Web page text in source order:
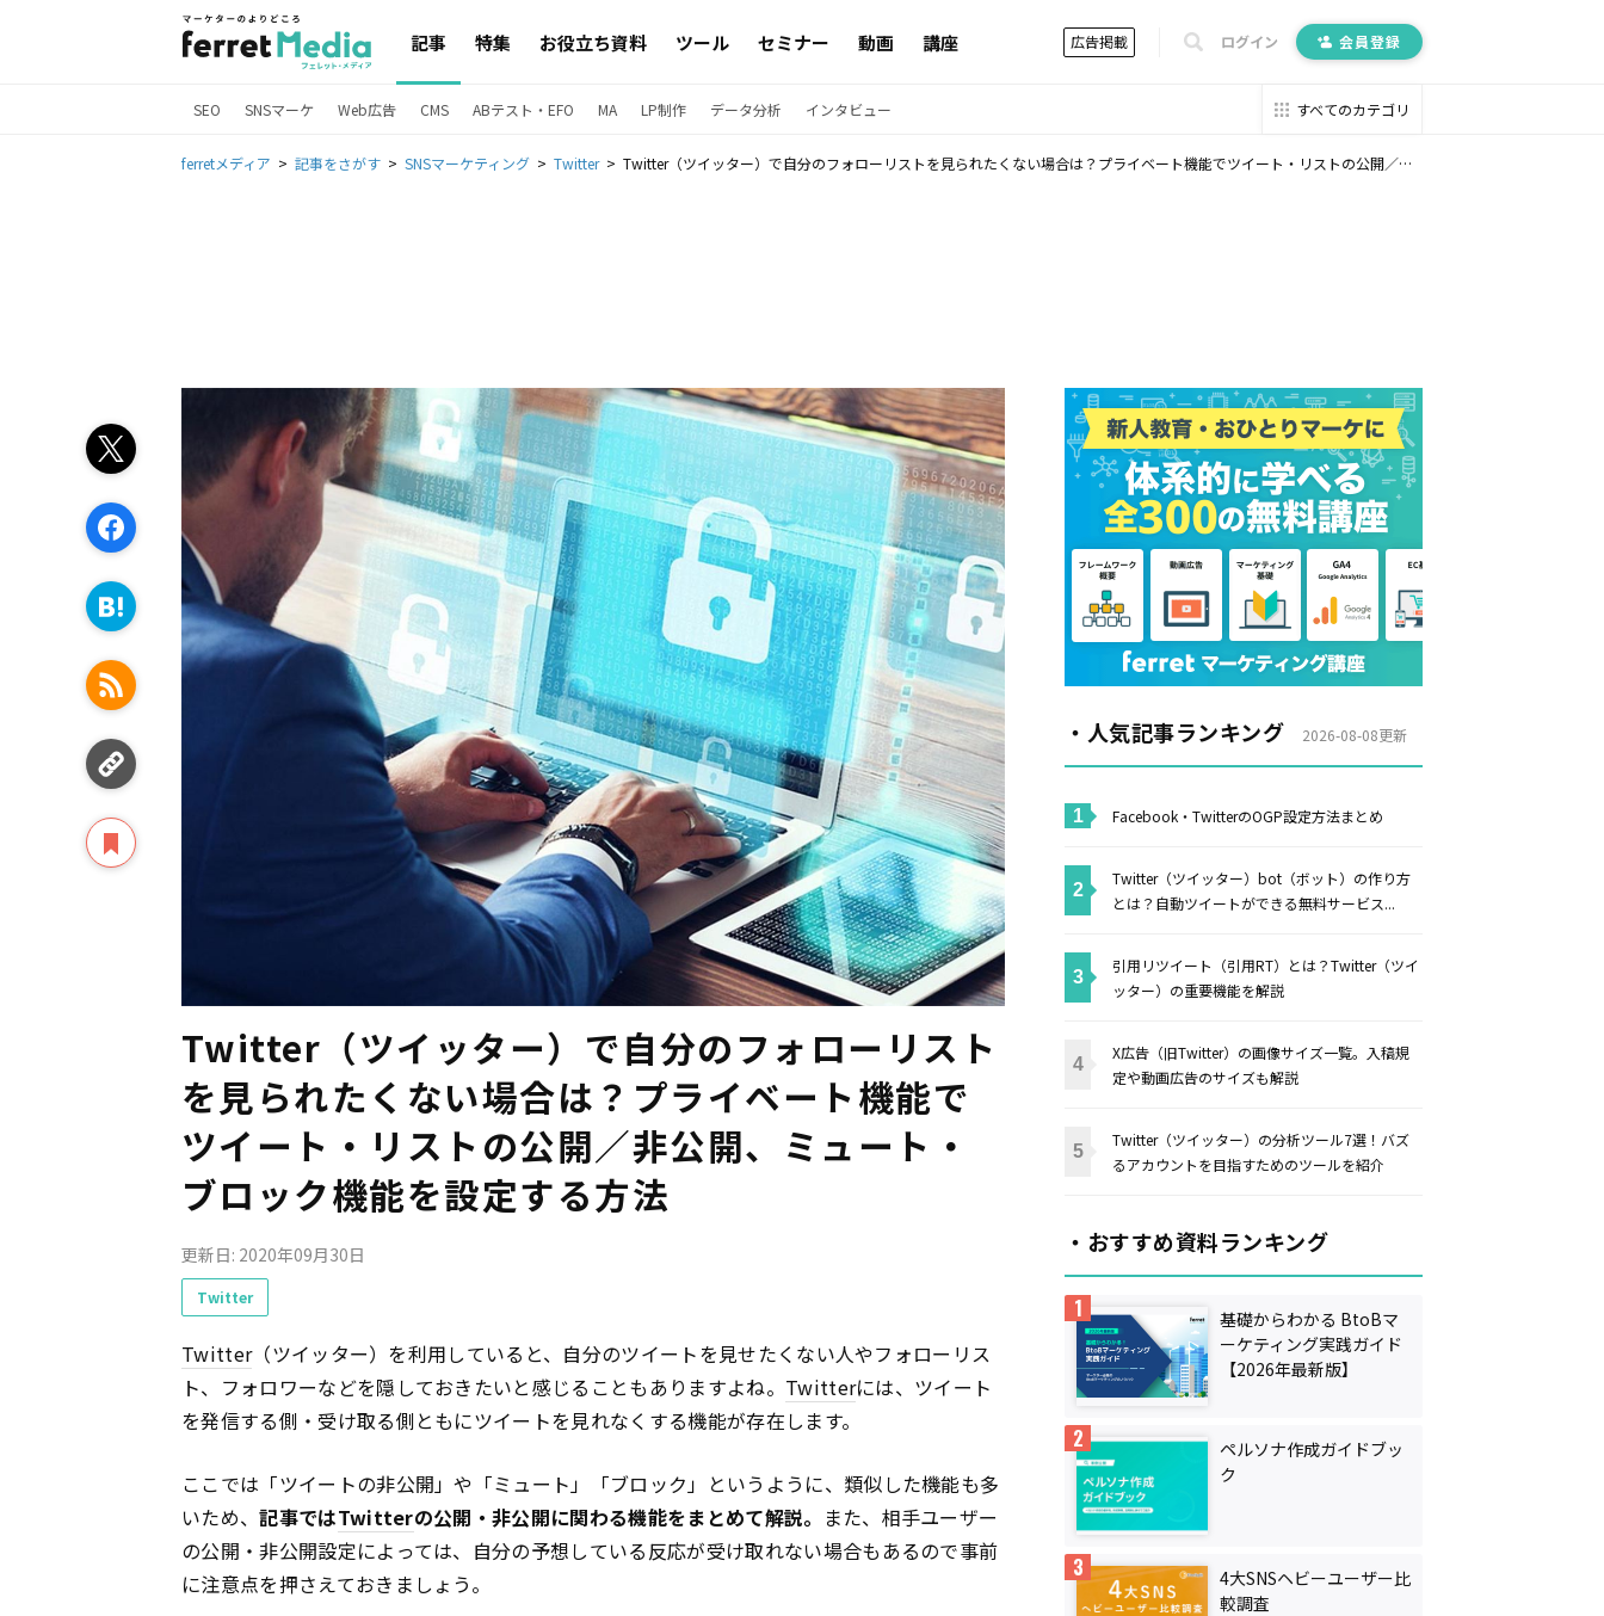
記事 特集 お役立ち資料 ツール セミナー 動画 講座 広告掲載 ログイン 会員登録
SEO SNSマーケ Web広告 CMS ABテスト・EFO MA LP制作 データ分析 インタビュー すべてのカテゴリ
ferretメディア 記事をさがす SNSマーケティング Twitter Twitter（ツイッター）で自分のフォローリストを見られたくない場合は？プライベート機能でツイート・リストの公開／非公開、ミュート・ブロック機能を設定する方法
Twitter（ツイッター）で自分のフォローリスト
を見られたくない場合は？プライベート機能で
ツイート・リストの公開／非公開、ミュート・
ブロック機能を設定する方法
更新日: 2020年09月30日
Twitter
Twitter（ツイッター）を利用していると、自分のツイートを見せたくない人やフォローリス
ト、フォロワーなどを隠しておきたいと感じることもありますよね。 Twitterには、ツイート
を発信する側・受け取る側ともにツイートを見れなくする機能が存在します。
ここでは「ツイートの非公開」や「ミュート」「ブロック」というように、類似した機能も多
いため、記事ではTwitterの公開・非公開に関わる機能をまとめて解説。 また、相手ユーザー
の公開・非公開設定によっては、自分の予想している反応が受け取れない場合もあるので事前
に注意点を押さえておきましょう。
・人気記事ランキング 2026-08-08更新
Facebook・TwitterのOGP設定方法まとめ
Twitter（ツイッター）bot（ボット）の作り方
とは？自動ツイートができる無料サービス...
引用リツイート（引用RT）とは？Twitter（ツイ
ッター）の重要機能を解説
X広告（旧Twitter）の画像サイズ一覧。入稿規
定や動画広告のサイズも解説
Twitter（ツイッター）の分析ツール7選！バズ
るアカウントを目指すためのツールを紹介
・おすすめ資料ランキング
基礎からわかる BtoBマ
ーケティング実践ガイド
【2026年最新版】
ペルソナ作成ガイドブッ
ク
4大SNSヘビーユーザー比
較調査